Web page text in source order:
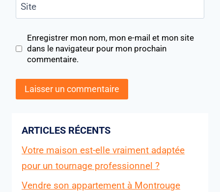
Site
Enregistrer mon nom, mon e-mail et mon site
dans le navigateur pour mon prochain
commentaire.
ARTICLES RÉCENTS
Votre maison est-elle vraiment adaptée
pour un tournage professionnel ?
Vendre son appartement à Montrouge